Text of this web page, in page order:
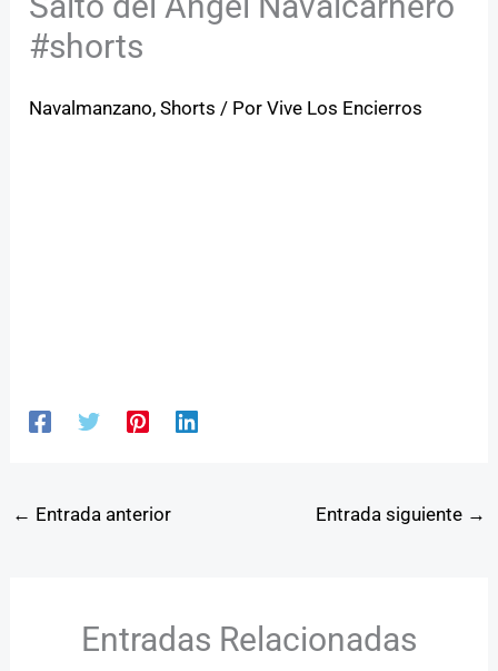
#shorts
Navalmanzano,Shorts / PorVive Los Encierros
← Entrada anterior Entrada siguiente →
Entradas Relacionadas